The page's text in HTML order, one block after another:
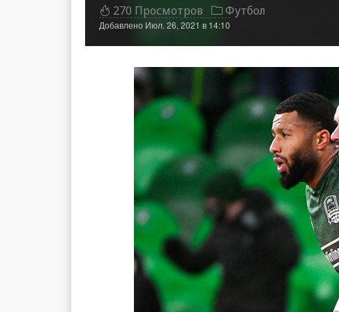
270 Просмотров Футбол
Добавлено Июл. 26, 2021 в 14:10